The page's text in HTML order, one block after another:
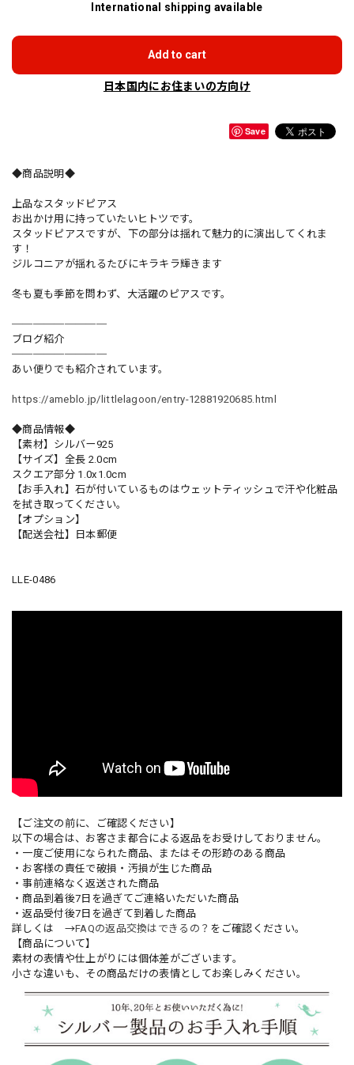
International shipping available
Add to cart
日本国内にお住まいの方向け
Save
◆商品説明◆
上品なスタッドピアス
お出かけ用に持っていたいヒトツです。
スタッドピアスですが、下の部分は揺れて魅力的に演出してくれま
す！
ジルコニアが揺れるたびにキラキラ輝きます
冬も夏も季節を問わず、大活躍のピアスです。
─────────
ブログ紹介
─────────
あい便りでも紹介されています。
https://ameblo.jp/littlelagoon/entry-12881920685.html
◆商品情報◆
【素材】シルバー925
【サイズ】全長 2.0cm
スクエア部分 1.0x1.0cm
【お手入れ】石が付いているものはウェットティッシュで汗や化粧品
を拭き取ってください。
【オプション】
【配送会社】日本郵便
LLE-0486
【ご注文の前に、ご確認ください】
以下の場合は、お客さま都合による返品をお受けしておりません。
・一度ご使用になられた商品、またはその形跡のある商品
・お客様の責任で破損・汚損が生じた商品
・事前連絡なく返送された商品
・商品到着後7日を過ぎてご連絡いただいた商品
・返品受付後7日を過ぎて到着した商品
詳しくは →FAQの返品交換はできるの？ をご確認ください。
【商品について】
素材の表情や仕上がりには個体差がございます。
小さな違いも、その商品だけの表情としてお楽しみください。